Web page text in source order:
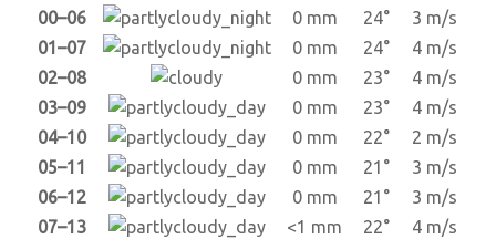
00–06
0 mm 24°
3 m/s
01–07
0 mm 24°
4 m/s
02–08
0 mm 23°
4 m/s
03–09
0 mm 23°
4 m/s
04–10
0 mm 22°
2 m/s
05–11
0 mm 21°
3 m/s
06–12
0 mm 21°
3 m/s
07–13
<1 mm 22°
4 m/s